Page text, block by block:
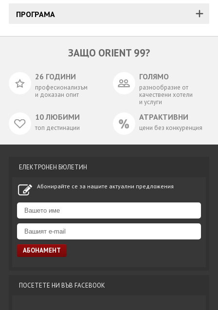
ПРОГРАМА
ЗАЩО ORIENT 99?
26 ГОДИНИ
професионализъм
и доказан опит
ГОЛЯМО
разнообразие от
качествени хотели
и услуги
10 ЛЮБИМИ
топ дестинации
АТРАКТИВНИ
цени без конкуренция
ЕЛЕКТРОНЕН БЮЛЕТИН
Абонирайте се за нашите актуални предложения
ПОСЕТЕТЕ НИ ВЪВ FACEBOOK